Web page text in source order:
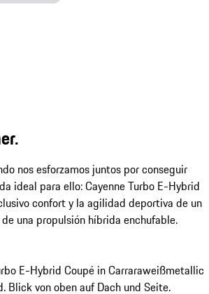
nos esforzamos juntos por conseguir
ideal para ello: Cayenne Turbo E-Hybrid
confort y la agilidad deportiva de un
una propulsión híbrida enchufable.